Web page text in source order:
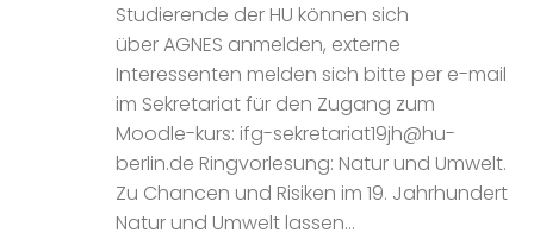
Studierende der HU können sich
über AGNES anmelden, externe
Interessenten melden sich bitte per e-mail
im Sekretariat für den Zugang zum
Moodle-kurs: ifg-sekretariat19jh@hu-
berlin.de Ringvorlesung: Natur und Umwelt.
Zu Chancen und Risiken im 19. Jahrhundert
Natur und Umwelt lassen...